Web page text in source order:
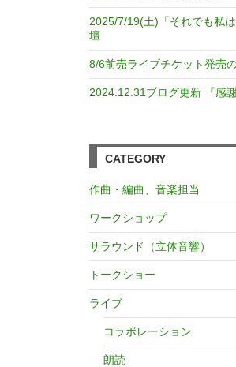
2025/7/19(土)「それでも私
壇
8/6前売ライブチケット発売
2024.12.31ブログ更新 『感謝
CATEGORY
作曲・編曲、音楽担当
ワークショップ
サラウンド（立体音響）
トークショー
ライブ
コラボレーション
朗読